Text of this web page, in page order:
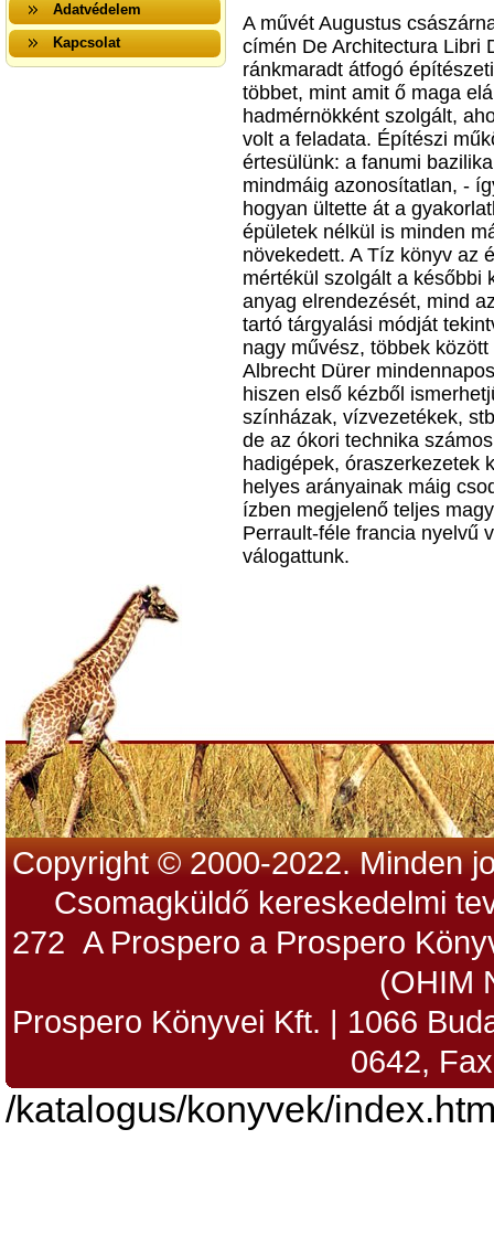
Adatvédelem
Kapcsolat
A művét Augustus
címén De Architectura Libri
ránkmaradt átfogó
többet, mint amit ő maga
hadmérnökként szolgált,
volt a feladata. Építészi
értesülünk: a fanumi
mindmáig azonosítatlan, -
hogyan ültette át a
épületek nélkül is minden
növekedett. A Tíz könyv az
mértékül szolgált a későbbi
anyag elrendezését, mind
tartó tárgyalási módját
nagy művész, többek
Albrecht Dürer
hiszen első kézből
színházak, vízvezetékek,
de az ókori technika
hadigépek, óraszerkezetek
helyes arányainak máig
ízben megjelenő teljes
Perrault-féle francia nyelvű
válogattunk.
Copyright © 2000-2022. Minden
Csomagküldő kereskedelmi
272 A Prospero a Prospero
(OHIM
Prospero Könyvei Kft. | 1066
0642,
/katalogus/konyvek/